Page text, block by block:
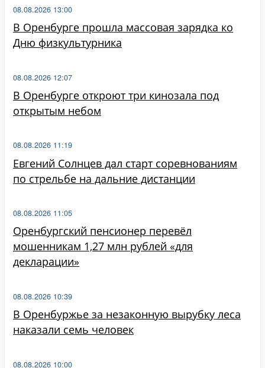
В Оренбурге прошла массовая зарядка ко
Дню физкультурника
08.08.2026 13:00
В Оренбурге откроют три кинозала под
открытым небом
08.08.2026 12:07
Евгений Солнцев дал старт соревнованиям
по стрельбе на дальние дистанции
08.08.2026 11:19
Оренбургский пенсионер перевёл
мошенникам 1,27 млн рублей «для
декларации»
08.08.2026 11:05
В Оренбуржье за незаконную вырубку леса
наказали семь человек
08.08.2026 10:39
08.08.2026 10:00